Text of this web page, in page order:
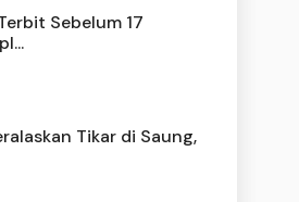
Sebelum 17
Tikar di Saung,